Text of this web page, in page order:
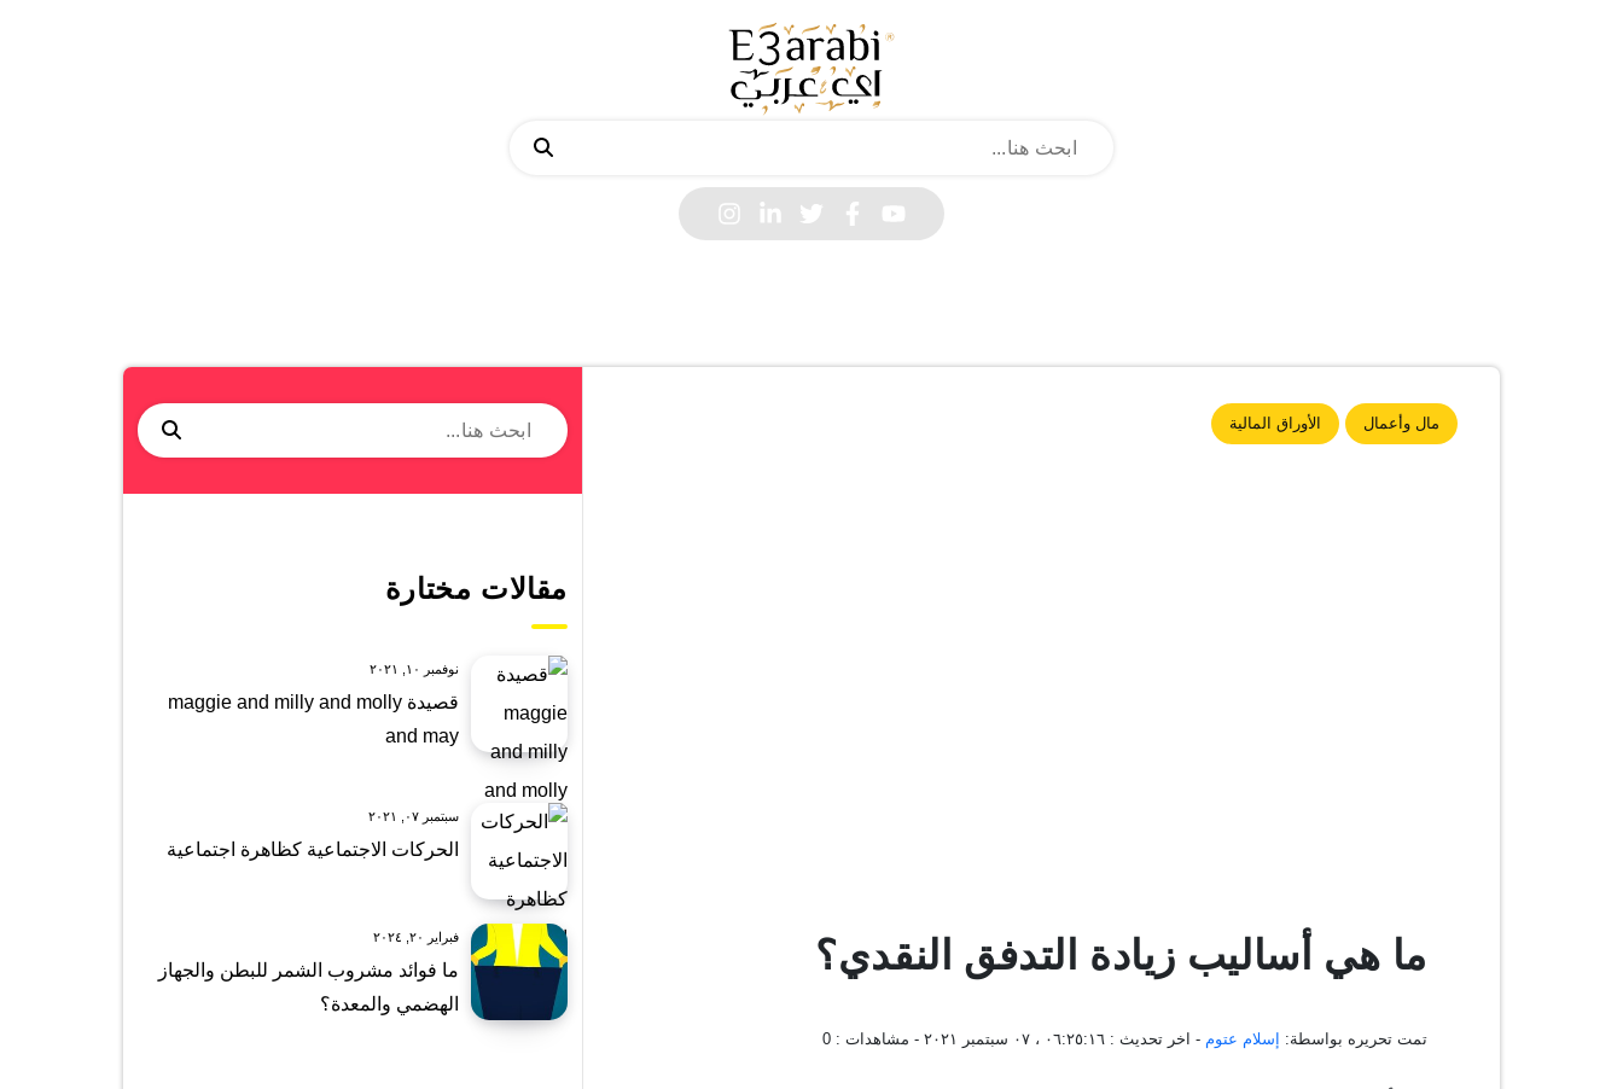
مال وأعمال الأوراق المالية
ما هي أساليب زيادة التدفق النقدي؟
تمت تحريره بواسطة: إسلام عتوم - اخر تحديث : ٠٦:٢٥:١٦ ، ٠٧ سبتمبر ٢٠٢١ - مشاهدات : 0
مقالات مختارة
نوفمبر ١٠, ٢٠٢١
قصيدة maggie and milly and molly
and may
سبتمبر ٠٧, ٢٠٢١
الحركات الاجتماعية كظاهرة اجتماعية
فبراير ٢٠, ٢٠٢٤
ما فوائد مشروب الشمر للبطن والجهاز
الهضمي والمعدة؟